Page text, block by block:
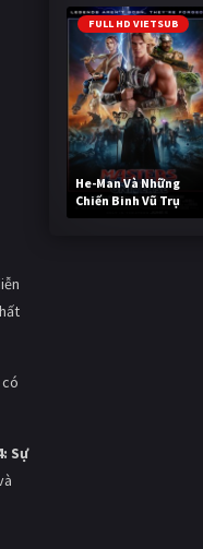
Sự
FULL HD VIETSUB
He-Man Và Những
Chiến Binh Vũ Trụ
233,715 lượt xem